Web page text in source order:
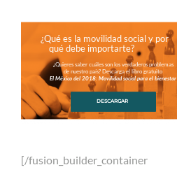
¿Qué es la movilidad social y por
qué debe importarte?
¿Quieres saber cuáles son los verdaderos problemas
de nuestro país? Descarga el libro gratuito
El México del 2018: Movilidad social para el bienestar
DESCARGAR
[/fusion_builder_container